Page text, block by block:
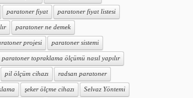
paratoner fiyat paratoner fiyat listesi
paratoner ne demek
projesi paratoner sistemi
paratoner topraklama ölçümü nasıl yapılır
pil ölçüm cihazı radsan paratoner
şeker ölçme cihazı Selvaz Yöntemi